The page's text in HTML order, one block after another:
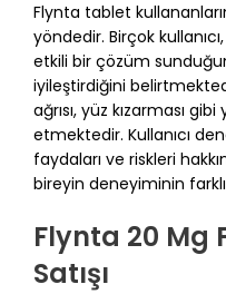
Flynta tablet
yöndedir. Birçok
etkili bir çözüm
iyileştirdiğini
ağrısı, yüz kızarması
etmektedir. Kullanıcı
faydaları ve riskleri
bireyin deneyiminin
Flynta 20 Mg
Satışı